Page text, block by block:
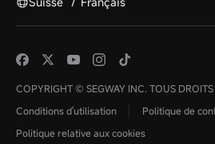
COPYRIGHT © SEGWAY INC. TOUS DROITS
Conditions d'utilisation
Politique de
Politique relative aux cookies